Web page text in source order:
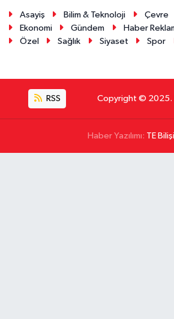
Asayiş Bilim & Teknoloji Çevre
Ekonomi
Gündem Haber
Özel
Sağlık Siyaset Spor
RSS Copyright © 2025.
Haber Yazılımı: TE